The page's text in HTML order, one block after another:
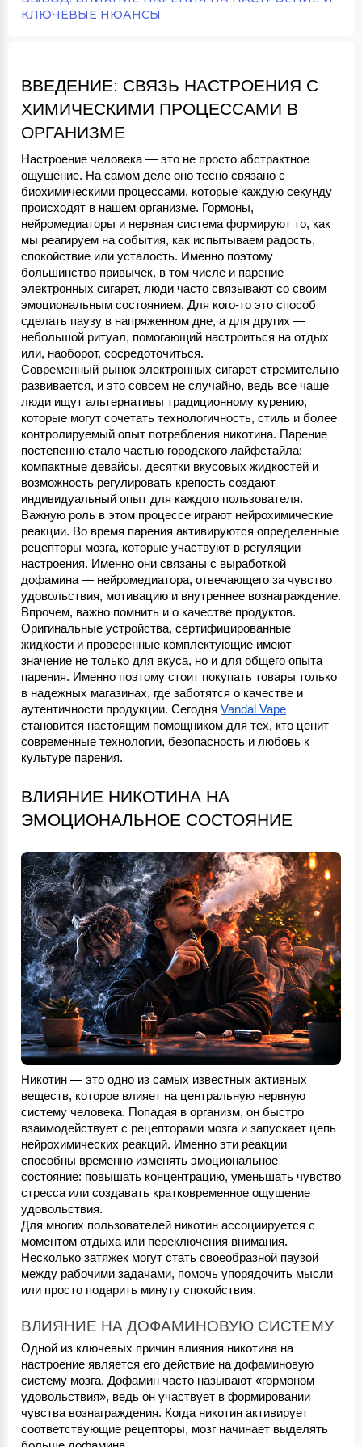
КЛЮЧЕВЫЕ НЮАНСЫ
ВВЕДЕНИЕ: СВЯЗЬ НАСТРОЕНИЯ С
ХИМИЧЕСКИМИ ПРОЦЕССАМИ В
ОРГАНИЗМЕ
Настроение человека — это не просто абстрактное
ощущение. На самом деле оно тесно связано с
биохимическими процессами, которые каждую секунду
происходят в нашем организме. Гормоны,
нейромедиаторы и нервная система формируют то, как
мы реагируем на события, как испытываем радость,
спокойствие или усталость. Именно поэтому
большинство привычек, в том числе и парение
электронных сигарет, люди часто связывают со своим
эмоциональным состоянием. Для кого-то это способ
сделать паузу в напряженном дне, а для других —
небольшой ритуал, помогающий настроиться на отдых
или, наоборот, сосредоточиться.
Современный рынок электронных сигарет стремительно
развивается, и это совсем не случайно, ведь все чаще
люди ищут альтернативы традиционному курению,
которые могут сочетать технологичность, стиль и более
контролируемый опыт потребления никотина. Парение
постепенно стало частью городского лайфстайла:
компактные девайсы, десятки вкусовых жидкостей и
возможность регулировать крепость создают
индивидуальный опыт для каждого пользователя.
Важную роль в этом процессе играют нейрохимические
реакции. Во время парения активируются определенные
рецепторы мозга, которые участвуют в регуляции
настроения. Именно они связаны с выработкой
дофамина — нейромедиатора, отвечающего за чувство
удовольствия, мотивацию и внутреннее вознаграждение.
Впрочем, важно помнить и о качестве продуктов.
Оригинальные устройства, сертифицированные
жидкости и проверенные комплектующие имеют
значение не только для вкуса, но и для общего опыта
парения. Именно поэтому стоит покупать товары только
в надежных магазинах, где заботятся о качестве и
аутентичности продукции. Сегодня Vandal Vape
становится настоящим помощником для тех, кто ценит
современные технологии, безопасность и любовь к
культуре парения.
ВЛИЯНИЕ НИКОТИНА НА
ЭМОЦИОНАЛЬНОЕ СОСТОЯНИЕ
Никотин — это одно из самых известных активных
веществ, которое влияет на центральную нервную
систему человека. Попадая в организм, он быстро
взаимодействует с рецепторами мозга и запускает цепь
нейрохимических реакций. Именно эти реакции
способны временно изменять эмоциональное
состояние: повышать концентрацию, уменьшать чувство
стресса или создавать кратковременное ощущение
удовольствия.
Для многих пользователей никотин ассоциируется с
моментом отдыха или переключения внимания.
Несколько затяжек могут стать своеобразной паузой
между рабочими задачами, помочь упорядочить мысли
или просто подарить минуту спокойствия.
ВЛИЯНИЕ НА ДОФАМИНОВУЮ СИСТЕМУ
Одной из ключевых причин влияния никотина на
настроение является его действие на дофаминовую
систему мозга. Дофамин часто называют «гормоном
удовольствия», ведь он участвует в формировании
чувства вознаграждения. Когда никотин активирует
соответствующие рецепторы, мозг начинает выделять